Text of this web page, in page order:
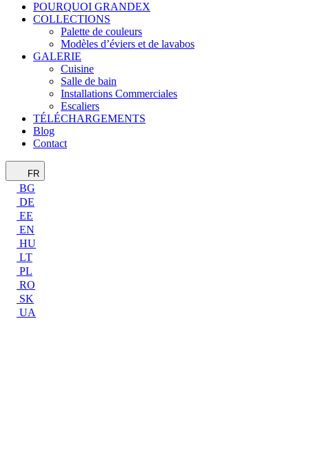
POURQUOI GRANDEX
COLLECTIONS
Palette de couleurs
Modèles d’éviers et de lavabos
GALERIE
Cuisine
Salle de bain
Installations Commerciales
Escaliers
TÉLÉCHARGEMENTS
Blog
Contact
FR
BG
DE
EE
EN
HU
LT
PL
RO
SK
UA